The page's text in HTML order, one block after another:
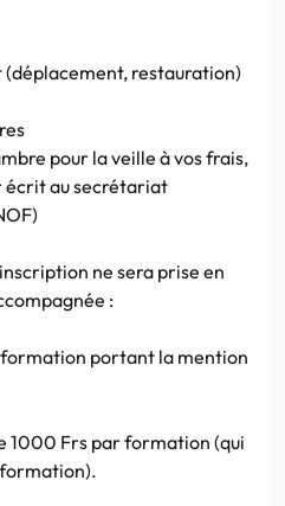
(déplacement, restauration)
pour la veille à vos frais,
écrit au secrétariat
ne sera prise en
:
formation portant la mention
1000 Frs par formation (qui